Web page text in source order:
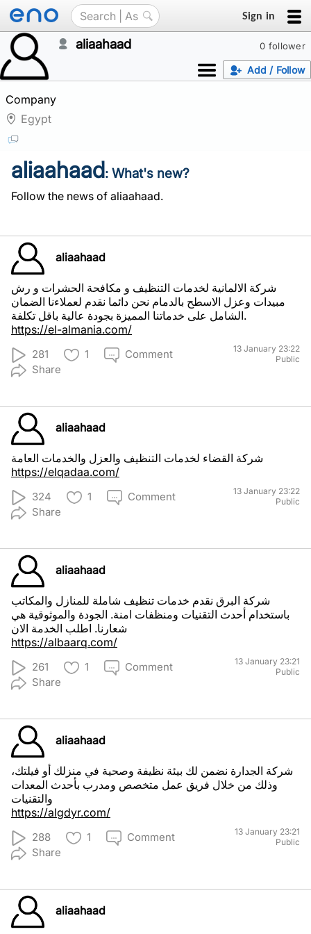
Sign in
0 follower
aliaahaad
Add / Follow
Company
Egypt
aliaahaad: What's new?
Follow the news of aliaahaad.
aliaahaad
شركة الالمانية لخدمات التنظيف و مكافحة الحشرات و رش
مبيدات وعزل الاسطح بالدمام نحن دائما نقدم لعملاءنا الضمان
الشامل على خدماتنا المميزة بجودة عالية باقل تكلفة.
https://el-almania.com/
13 January 23:22
Public
281 1
Comment
Share
aliaahaad
شركة القضاء لخدمات التنظيف والعزل والخدمات العامة
https://elqadaa.com/
13 January 23:22
Public
324 1
Comment
Share
aliaahaad
شركة البرق نقدم خدمات تنظيف شاملة للمنازل والمكاتب
باستخدام أحدث التقنيات ومنظفات امنة. الجودة والموثوقية هي
شعارنا. اطلب الخدمة الان
https://albaarq.com/
13 January 23:21
Public
261 1
Comment
Share
aliaahaad
شركة الجدارة نضمن لك بيئة نظيفة وصحية في منزلك أو فيلتك،
وذلك من خلال فريق عمل متخصص ومدرب بأحدث المعدات
والتقنيات
https://algdyr.com/
13 January 23:21
Public
288 1
Comment
Share
aliaahaad